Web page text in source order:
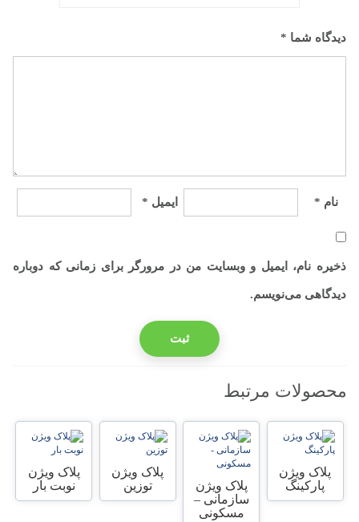
دیدگاه شما *
نام * ایمیل *
ذخیره نام، ایمیل و وبسایت من در مرورگر برای زمانی که دوباره
دیدگاهی می‌نویسم.
محصولات مرتبط
پلاک ویژن
پارکینگ
پلاک ویژن
سازمانی –
مسکونی
پلاک ویژن
توزین
پلاک ویژن
نوبت بار